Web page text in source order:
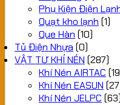
Phụ Kiện Điện
Quạt kho lạnh (1)
Que Hàn (10)
Tủ Điện Nhựa (0)
VẬT TƯ KHÍ NÉN (287)
Khí Nén AIRTAC
Khí Nén EASUN
Khí Nén JELPC (63)